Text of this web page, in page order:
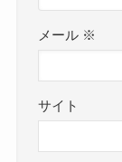
メール ※
サイト